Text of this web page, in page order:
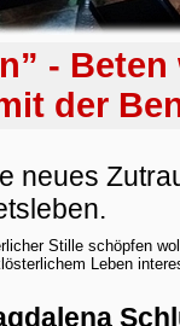
-
der
neues
Stille schöpfen
Leben